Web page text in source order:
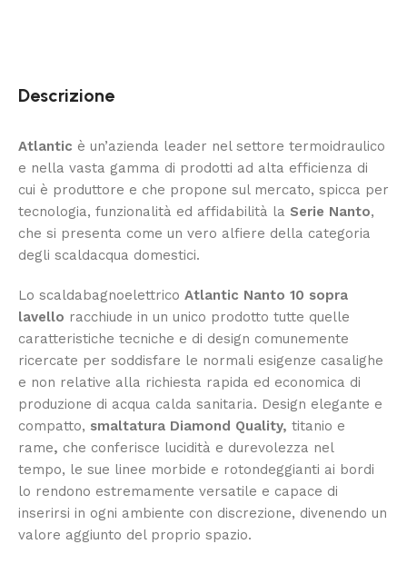
Descrizione
Atlantic è un’azienda leader nel settore termoidraulico
e nella vasta gamma di prodotti ad alta efficienza di
cui è produttore e che propone sul mercato, spicca per
tecnologia, funzionalità ed affidabilità la Serie Nanto,
che si presenta come un vero alfiere della categoria
degli scaldacqua domestici.
Lo scaldabagnoelettrico Atlantic Nanto 10 sopra
lavello racchiude in un unico prodotto tutte quelle
caratteristiche tecniche e di design comunemente
ricercate per soddisfare le normali esigenze casalighe
e non relative alla richiesta rapida ed economica di
produzione di acqua calda sanitaria. Design elegante e
compatto, smaltatura Diamond Quality, titanio e
rame, che conferisce lucidità e durevolezza nel
tempo, le sue linee morbide e rotondeggianti ai bordi
lo rendono estremamente versatile e capace di
inserirsi in ogni ambiente con discrezione, divenendo un
valore aggiunto del proprio spazio.